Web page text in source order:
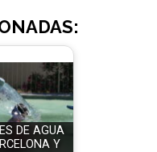
DE AGUA
Y